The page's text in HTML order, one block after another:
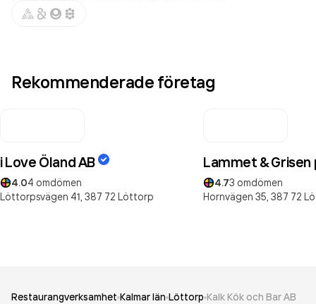
Rekommenderade företag
i Love Öland AB
4.04 omdömen
Löttorpsvägen 41, 387 72 Löttorp
Lammet & Grisen
4.73 omdömen
Hornvägen 35, 387 72
Restaurangverksamhet Kalmar län Löttorp Kalk Kök och Bar AB